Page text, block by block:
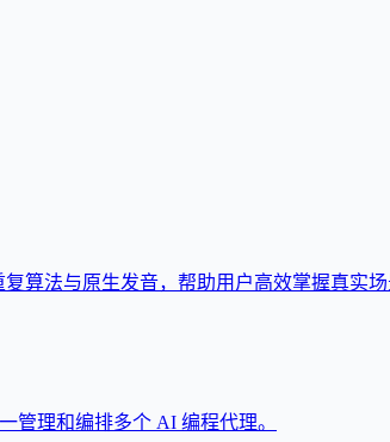
算法与原生发音，帮助用户高效掌握真实场
管理和编排多个 AI 编程代理。